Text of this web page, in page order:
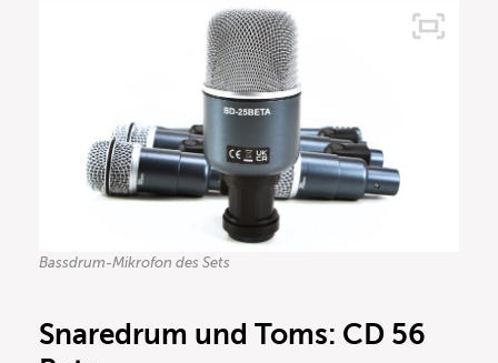
Bassdrum-Mikrofon des Sets
Snaredrum und Toms: CD 56